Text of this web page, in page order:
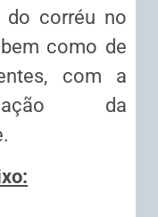
do corréu no
como de
com a
da